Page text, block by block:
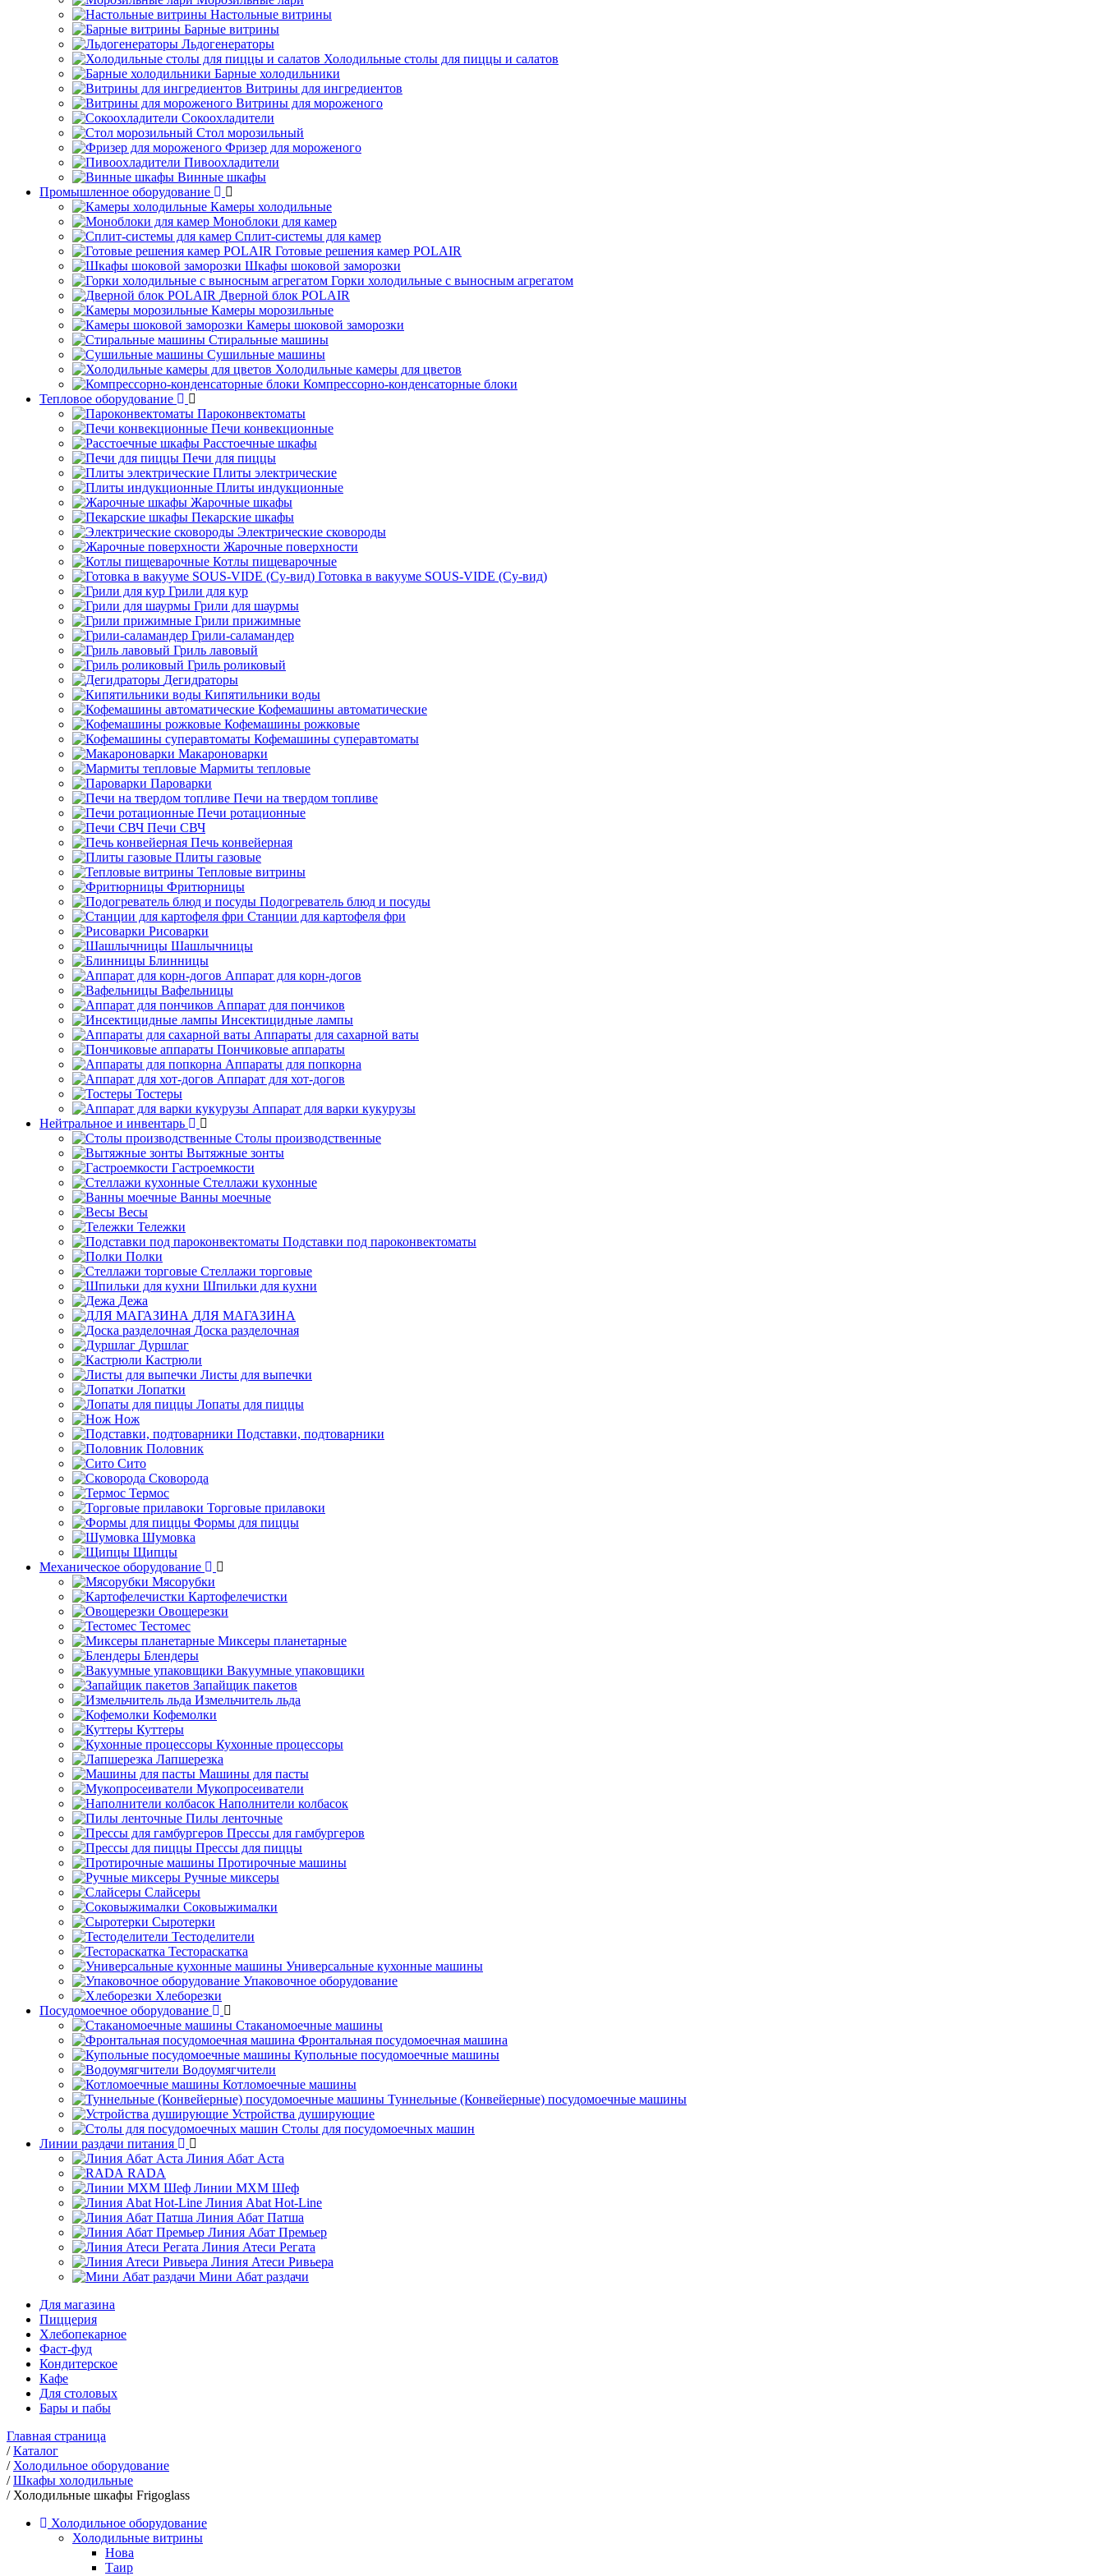
Настольные витрины
Барные витрины
Льдогенераторы
Холодильные столы для пиццы и салатов
Барные холодильники
Витрины для ингредиентов
Витрины для мороженого
Сокоохладители
Стол морозильный
Фризер для мороженого
Пивоохладители
Винные шкафы
Промышленное оборудование
Камеры холодильные
Моноблоки для камер
Сплит-системы для камер
Готовые решения камер POLAIR
Шкафы шоковой заморозки
Горки холодильные с выносным агрегатом
Дверной блок POLAIR
Камеры морозильные
Камеры шоковой заморозки
Стиральные машины
Сушильные машины
Холодильные камеры для цветов
Компрессорно-конденсаторные блоки
Тепловое оборудование
Пароконвектоматы
Печи конвекционные
Расстоечные шкафы
Печи для пиццы
Плиты электрические
Плиты индукционные
Жарочные шкафы
Пекарские шкафы
Электрические сковороды
Жарочные поверхности
Котлы пищеварочные
Готовка в вакууме SOUS-VIDE (Су-вид)
Грили для кур
Грили для шаурмы
Грили прижимные
Грили-саламандер
Гриль лавовый
Гриль роликовый
Дегидраторы
Кипятильники воды
Кофемашины автоматические
Кофемашины рожковые
Кофемашины суперавтоматы
Макароноварки
Мармиты тепловые
Пароварки
Печи на твердом топливе
Печи ротационные
Печи СВЧ
Печь конвейерная
Плиты газовые
Тепловые витрины
Фритюрницы
Подогреватель блюд и посуды
Станции для картофеля фри
Рисоварки
Шашлычницы
Блинницы
Аппарат для корн-догов
Вафельницы
Аппарат для пончиков
Инсектицидные лампы
Аппараты для сахарной ваты
Пончиковые аппараты
Аппараты для попкорна
Аппарат для хот-догов
Тостеры
Аппарат для варки кукурузы
Нейтральное и инвентарь
Столы производственные
Вытяжные зонты
Гастроемкости
Стеллажи кухонные
Ванны моечные
Весы
Тележки
Подставки под пароконвектоматы
Полки
Стеллажи торговые
Шпильки для кухни
Дежа
ДЛЯ МАГАЗИНА
Доска разделочная
Дуршлаг
Кастрюли
Листы для выпечки
Лопатки
Лопаты для пиццы
Нож
Подставки, подтоварники
Половник
Сито
Сковорода
Термос
Торговые прилавоки
Формы для пиццы
Шумовка
Щипцы
Механическое оборудование
Мясорубки
Картофелечистки
Овощерезки
Тестомес
Миксеры планетарные
Блендеры
Вакуумные упаковщики
Запайщик пакетов
Измельчитель льда
Кофемолки
Куттеры
Кухонные процессоры
Лапшерезка
Машины для пасты
Мукопросеиватели
Наполнители колбасок
Пилы ленточные
Прессы для гамбургеров
Прессы для пиццы
Протирочные машины
Ручные миксеры
Слайсеры
Соковыжималки
Сыротерки
Тестоделители
Тестораскатка
Универсальные кухонные машины
Упаковочное оборудование
Хлеборезки
Посудомоечное оборудование
Стаканомоечные машины
Фронтальная посудомоечная машина
Купольные посудомоечные машины
Водоумягчители
Котломоечные машины
Туннельные (Конвейерные) посудомоечные машины
Устройства душирующие
Столы для посудомоечных машин
Линии раздачи питания
Линия Абат Аста
RADA
Линии МХМ Шеф
Линия Abat Hot-Line
Линия Абат Патша
Линия Абат Премьер
Линия Атеси Регата
Линия Атеси Ривьера
Мини Абат раздачи
Для магазина
Пиццерия
Хлебопекарное
Фаст-фуд
Кондитерское
Кафе
Для столовых
Бары и пабы
Главная страница
/Каталог
/ Холодильное оборудование
/Шкафы холодильные
/ Холодильные шкафы Frigoglass
Холодильное оборудование
Холодильные витрины
Нова
Таир